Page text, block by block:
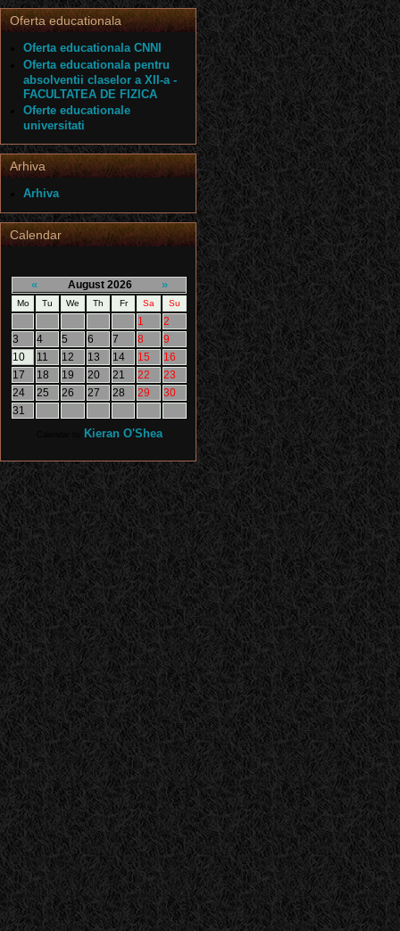
Oferta educationala
Oferta educationala CNNI
Oferta educationala pentru
absolventii claselor a XII-a -
FACULTATEA DE FIZICA
Oferte educationale
universitati
Arhiva
Arhiva
Calendar
« August 2026 »
Mo Tu We Th Fr Sa Su
1
2
3
4 5 6 7 8
9
10
11 12 13 14 15
16
17
18 19 20 21 22
23
24
25 26 27 28 29
30
31
Kieran O'Shea